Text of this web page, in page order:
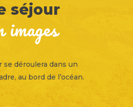
séjour
images
se déroulera dans un
au bord de l’océan.